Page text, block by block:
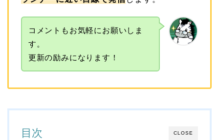
コメントもお気軽にお願いしま
す。
更新の励みになります！
CLOSE
目次